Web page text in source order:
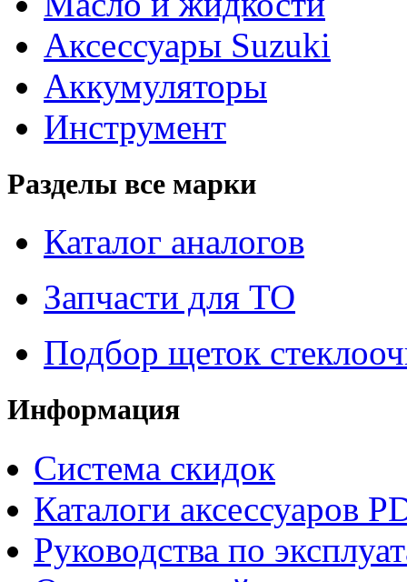
Аксессуары Suzuki
Аккумуляторы
Инструмент
Разделы все марки
Каталог аналогов
Запчасти для ТО
Подбор щеток
Информация
Система скидок
Каталоги аксессуаров
Руководства по